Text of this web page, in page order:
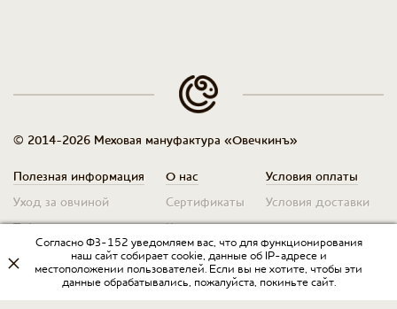
© 2014-2026 Меховая мануфактура «Овечкинъ»
Полезная информация
Уход за овчиной
Таблица размеров
О нас
Сертификаты
Контакты
Условия оплаты
Условия доставки
Оплата для юр. лиц
Условия возврата
Оптовикам
Договор оферты
Согласно ФЗ-152 уведомляем вас, что для функционирования
наш сайт собирает cookie, данные об IP-адресе и
местоположении пользователей. Если вы не хотите, чтобы эти
данные обрабатывались, пожалуйста, покиньте сайт.